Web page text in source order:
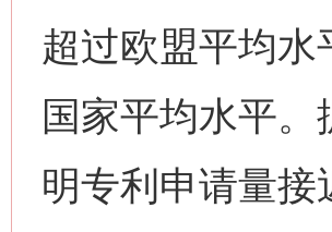
超过欧盟平均
国家平均水平
明专利申请量